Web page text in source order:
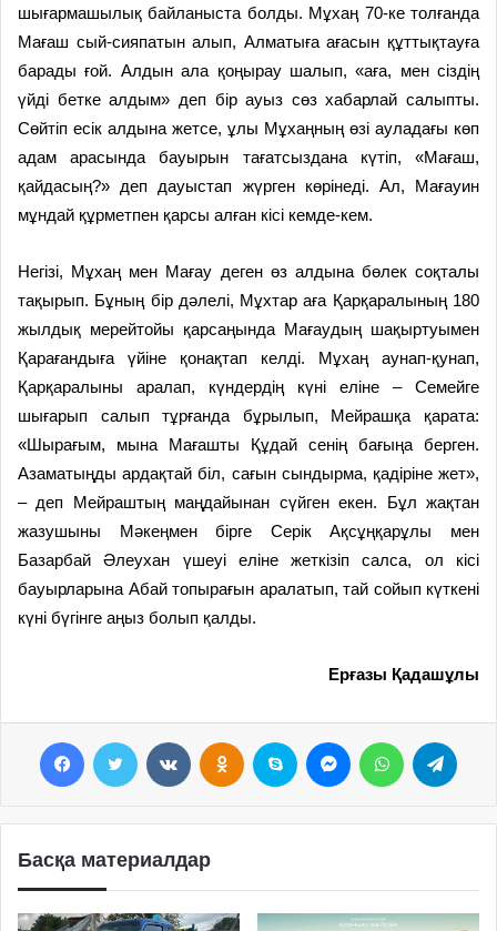
шығармашылық байланыста болды. Мұхаң 70-ке толғанда
Мағаш сый-сияпатын алып, Алматыға ағасын құттықтауға
барады ғой. Алдын ала қоңырау шалып, «аға, мен сіздің
үйді бетке алдым» деп бір ауыз сөз хабарлай салыпты.
Сөйтіп есік алдына жетсе, ұлы Мұхаңның өзі ауладағы көп
адам арасында бауырын тағатсыздана күтіп, «Мағаш,
қайдасың?» деп дауыстап жүрген көрінеді. Ал, Мағауин
мұндай құрметпен қарсы алған кісі кемде-кем.
Негізі, Мұхаң мен Мағау деген өз алдына бөлек соқталы
тақырып. Бұның бір дәлелі, Мұхтар аға Қарқаралының 180
жылдық мерейтойы қарсаңында Мағаудың шақыртуымен
Қарағандыға үйіне қонақтап келді. Мұхаң аунап-қунап,
Қарқаралыны аралап, күндердің күні еліне – Семейге
шығарып салып тұрғанда бұрылып, Мейрашқа қарата:
«Шырағым, мына Мағашты Құдай сенің бағыңа берген.
Азаматыңды ардақтай біл, сағын сындырма, қадіріне жет»,
– деп Мейраштың маңдайынан сүйген екен. Бұл жақтан
жазушыны Мәкеңмен бірге Серік Ақсұңқарұлы мен
Базарбай Әлеухан үшеуі еліне жеткізіп салса, ол кісі
бауырларына Абай топырағын аралатып, тай сойып күткені
күні бүгінге аңыз болып қалды.
Ерғазы Қадашұлы
Басқа материалдар